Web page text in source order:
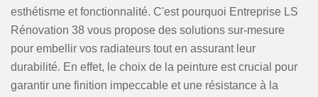
esthétisme et fonctionnalité. C'est pourquoi Entreprise LS
Rénovation 38 vous propose des solutions sur-mesure
pour embellir vos radiateurs tout en assurant leur
durabilité. En effet, le choix de la peinture est crucial pour
garantir une finition impeccable et une résistance à la